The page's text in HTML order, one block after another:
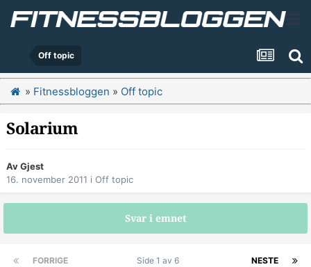
Off topic
» Fitnessbloggen » Off topic
Solarium
Av Gjest
16. november 2011 i Off topic
Svar i emnet
FORRIGE NESTE
Side 1 av 6